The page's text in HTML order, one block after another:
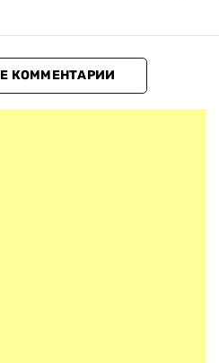
КОММЕНТАРИИ